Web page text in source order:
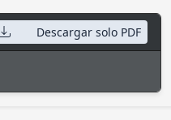
Descargar solo PDF